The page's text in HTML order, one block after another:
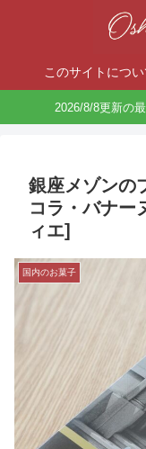
このサイトについ
2026/8/8更新の
銀座メゾンの
コラ・バナー
ィエ]
国内のお菓子